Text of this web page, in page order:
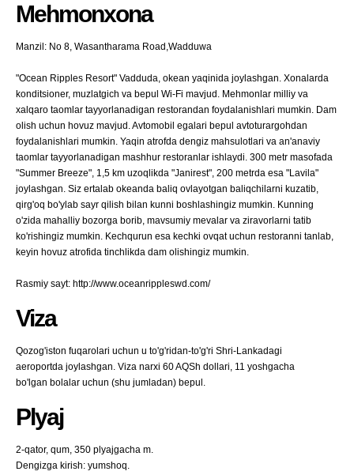
Mehmonxona
Manzil: No 8, Wasantharama Road,Wadduwa
"Ocean Ripples Resort" Vadduda, okean yaqinida joylashgan. Xonalarda
konditsioner, muzlatgich va bepul Wi-Fi mavjud. Mehmonlar milliy va
xalqaro taomlar tayyorlanadigan restorandan foydalanishlari mumkin. Dam
olish uchun hovuz mavjud. Avtomobil egalari bepul avtoturargohdan
foydalanishlari mumkin. Yaqin atrofda dengiz mahsulotlari va an'anaviy
taomlar tayyorlanadigan mashhur restoranlar ishlaydi. 300 metr masofada
"Summer Breeze", 1,5 km uzoqlikda "Janirest", 200 metrda esa "Lavila"
joylashgan. Siz ertalab okeanda baliq ovlayotgan baliqchilarni kuzatib,
qirg'oq bo'ylab sayr qilish bilan kunni boshlashingiz mumkin. Kunning
o'zida mahalliy bozorga borib, mavsumiy mevalar va ziravorlarni tatib
ko'rishingiz mumkin. Kechqurun esa kechki ovqat uchun restoranni tanlab,
keyin hovuz atrofida tinchlikda dam olishingiz mumkin.
Rasmiy sayt: http://www.oceanrippleswd.com/
Viza
Qozog'iston fuqarolari uchun u to'g'ridan-to'g'ri Shri-Lankadagi
aeroportda joylashgan. Viza narxi 60 AQSh dollari, 11 yoshgacha
bo'lgan bolalar uchun (shu jumladan) bepul.
Plyaj
2-qator, qum, 350 plyajgacha m.
Dengizga kirish: yumshoq.